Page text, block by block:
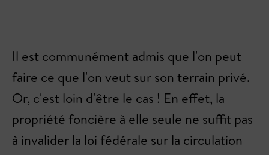
Il est communément admis que l'on peut
faire ce que l'on veut sur son terrain privé.
Or, c'est loin d'être le cas ! En effet, la
propriété foncière à elle seule ne suffit pas
à invalider la loi fédérale sur la circulation